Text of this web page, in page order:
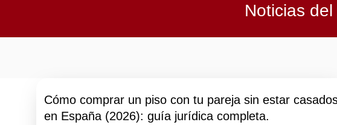
Noticias
Cómo comprar un piso con tu pareja sin estar
en España (2026): guía jurídica completa.